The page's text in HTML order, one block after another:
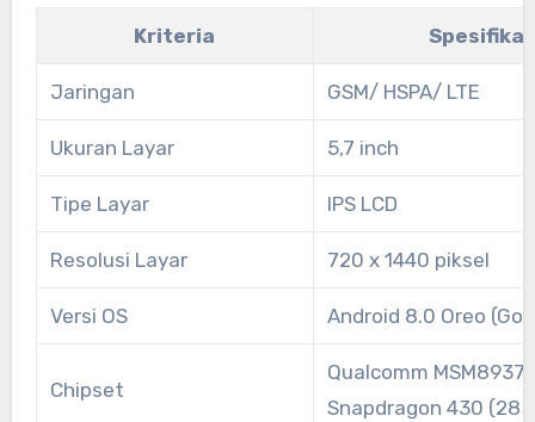
Kriteria
Jaringan GSM/ HSPA/ LTE
Ukuran Layar 5,7 inch
Tipe Layar IPS LCD
Resolusi Layar 720 x 1440 piksel
Versi OS Android 8.0 Oreo (Go
Chipset
Qualcomm MSM8937
Snapdragon 430 (28